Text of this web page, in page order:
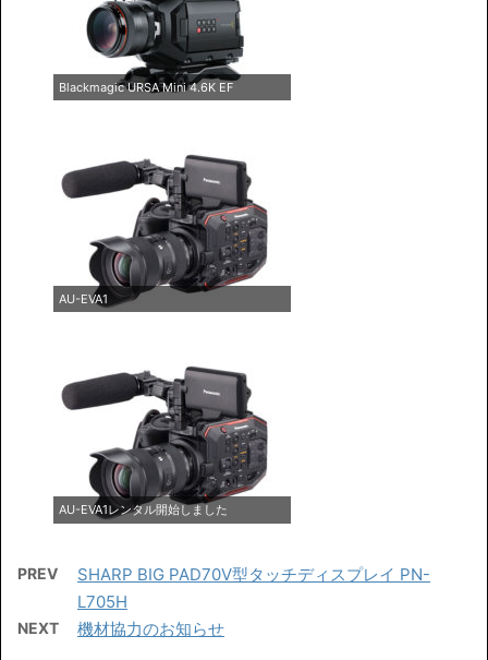
Blackmagic URSA Mini 4.6K EF
AU-EVA1
AU-EVA1レンタル開始しました
PREV
SHARP BIG PAD70V型タッチディスプレイ PN-
L705H
NEXT 機材協力のお知らせ